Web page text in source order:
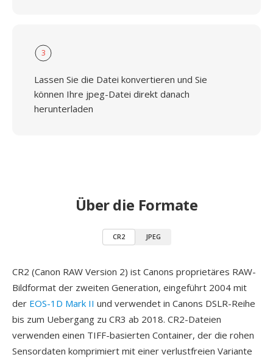
3
Lassen Sie die Datei konvertieren und Sie
können Ihre jpeg-Datei direkt danach
herunterladen
Über die Formate
CR2 JPEG
CR2 (Canon RAW Version 2) ist Canons proprietäres RAW-
Bildformat der zweiten Generation, eingeführt 2004 mit
der EOS-1D Mark II und verwendet in Canons DSLR-Reihe
bis zum Uebergang zu CR3 ab 2018. CR2-Dateien
verwenden einen TIFF-basierten Container, der die rohen
Sensordaten komprimiert mit einer verlustfreien Variante